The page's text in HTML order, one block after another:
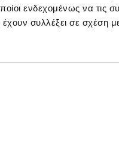
ενδεχομένως να τις
έχουν συλλέξει σε
Δεδομένων